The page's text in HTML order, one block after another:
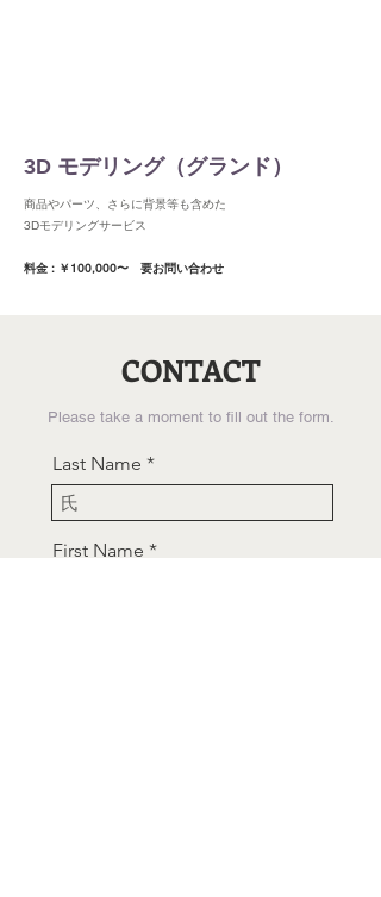
3D モデリング（グランド）
商品やパーツ、さらに背景等も含めた
3Dモデリングサービス
​料金 : ￥100,000〜 要お問い合わせ
CONTACT
Please take a moment to fill out the form.
Last Name
First Name